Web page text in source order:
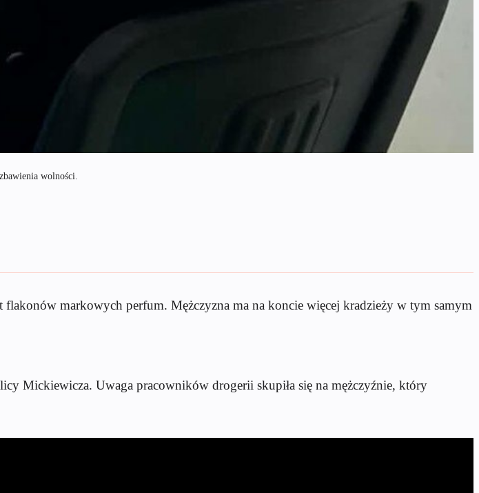
wolności.
markowych perfum. Mężczyzna ma na koncie więcej kradzieży w tym samym
Mickiewicza. Uwaga pracowników drogerii skupiła się na mężczyźnie, który